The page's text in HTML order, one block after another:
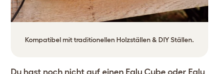
Kompatibel mit traditionellen Holzställen & DIY Ställen.
Du hast noch nicht auf einen Eglu Cube oder Eglu